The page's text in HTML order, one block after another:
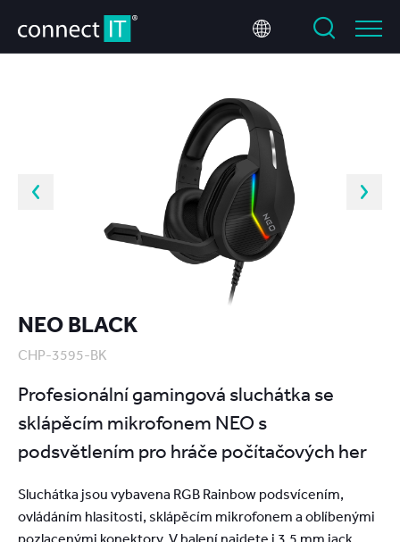
NEO BLACK
CHP-3595-BK
Profesionální gamingová sluchátka se
sklápěcím mikrofonem NEO s
podsvětlením pro hráče počítačových her
Sluchátka jsou vybavena RGB Rainbow podsvícením,
ovládáním hlasitosti, sklápěcím mikrofonem a oblíbenými
pozlacenými konektory. V balení najdete i 3.5 mm jack